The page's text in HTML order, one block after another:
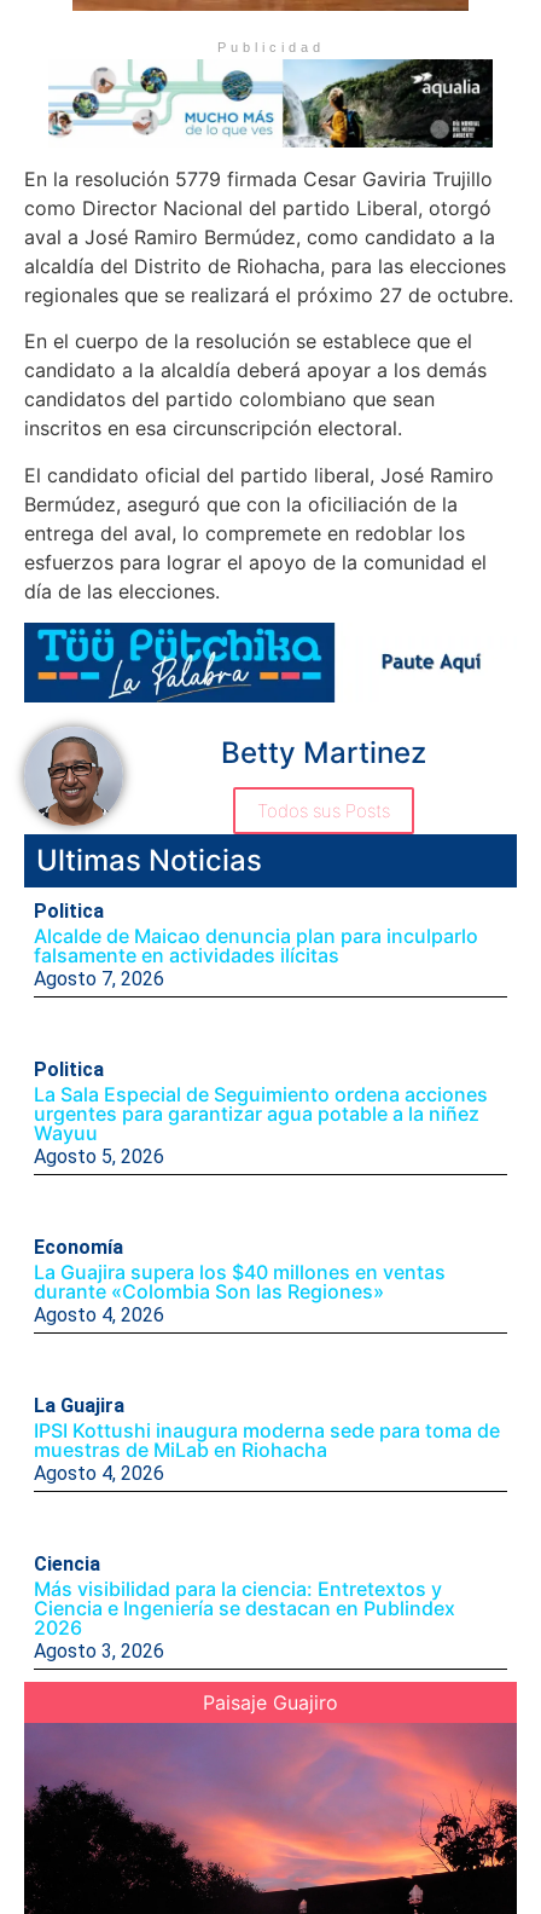
Publicidad
En la resolución 5779 firmada Cesar Gaviria Trujillo
como Director Nacional del partido Liberal, otorgó
aval a José Ramiro Bermúdez, como candidato a la
alcaldía del Distrito de Riohacha, para las elecciones
regionales que se realizará el próximo 27 de octubre.
En el cuerpo de la resolución se establece que el
candidato a la alcaldía deberá apoyar a los demás
candidatos del partido colombiano que sean
inscritos en esa circunscripción electoral.
El candidato oficial del partido liberal, José Ramiro
Bermúdez, aseguró que con la oficiliación de la
entrega del aval, lo compremete en redoblar los
esfuerzos para lograr el apoyo de la comunidad el
día de las elecciones.
Betty Martinez
Todos sus Posts
Ultimas Noticias
Politica
Alcalde de Maicao denuncia plan para inculparlo
falsamente en actividades ilícitas
Agosto 7, 2026
Politica
La Sala Especial de Seguimiento ordena acciones
urgentes para garantizar agua potable a la niñez
Wayuu
Agosto 5, 2026
Economía
La Guajira supera los $40 millones en ventas
durante «Colombia Son las Regiones»
Agosto 4, 2026
La Guajira
IPSI Kottushi inaugura moderna sede para toma de
muestras de MiLab en Riohacha
Agosto 4, 2026
Ciencia
Más visibilidad para la ciencia: Entretextos y
Ciencia e Ingeniería se destacan en Publindex
2026
Agosto 3, 2026
Paisaje Guajiro